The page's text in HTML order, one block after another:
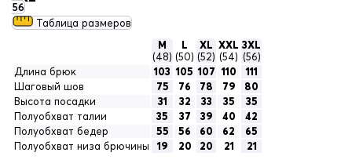
56
Таблица размеров
M
(48)
L
(50)
XL
(52)
XXL
(54)
3XL
(56)
Длина брюк
103 105 107 110
111
Шаговый шов
75 76 78 79
80
Высота посадки
31 32 33 35
35
Полуобхват талии
35 37 39 40
42
Полуобхват бедер
55 56 60 62
65
Полуобхват низа брючины
19 20 20 21 21